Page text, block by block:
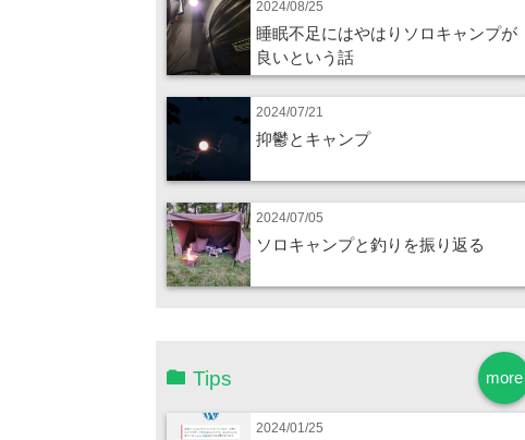
2024/08/25
睡眠不足にはやはりソロキャンプが
良いという話
2024/07/21
抑鬱とキャンプ
2024/07/05
ソロキャンプと釣りを振り返る
more
Tips
2024/01/25